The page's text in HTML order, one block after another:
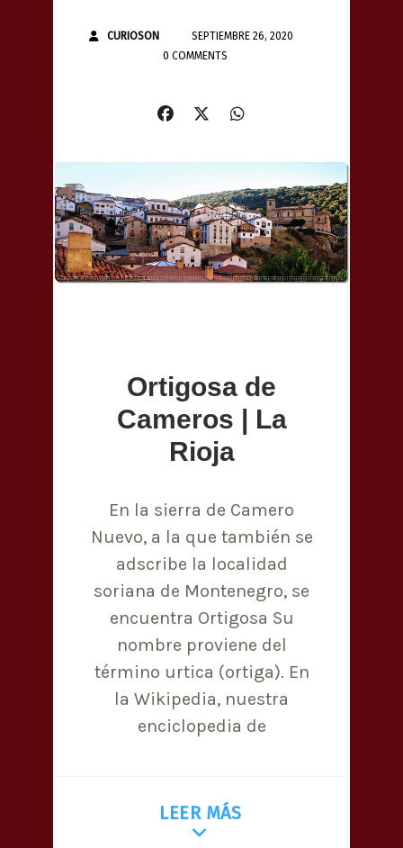
CURIOSON
SEPTIEMBRE 26, 2020
0 COMMENTS
Ortigosa de
Cameros | La
Rioja
En la sierra de Camero
Nuevo, a la que también se
adscribe la localidad
soriana de Montenegro, se
encuentra Ortigosa Su
nombre proviene del
término urtica (ortiga). En
la Wikipedia, nuestra
enciclopedia de
LEER MÁS